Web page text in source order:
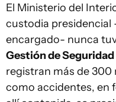
El Ministerio del
custodia presidencial
encargado- nunca
Gestión de
registran más de
como accidentes, en